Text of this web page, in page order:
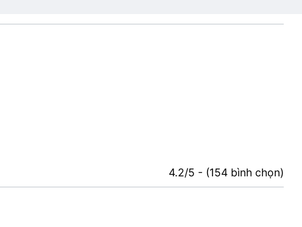
4.2/5 - (154 bình chọn)